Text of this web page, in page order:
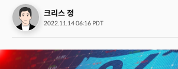
크리스 정
2022.11.14 06:16 PDT